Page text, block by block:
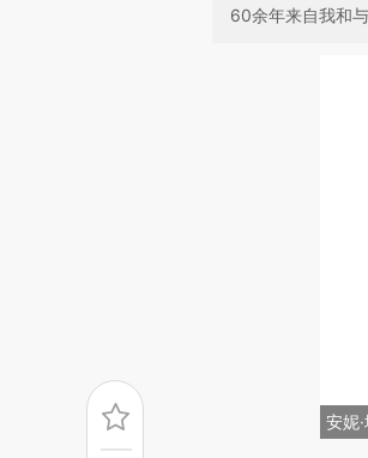
60余年来自我和
安妮